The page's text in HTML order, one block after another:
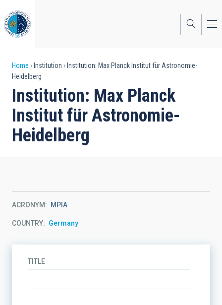
to
main
content
Breadcrumb
Home Institution
Institution: Max Planck Institut für Astronomie-
Heidelberg
Institution: Max Planck
Institut für Astronomie-
Heidelberg
ACRONYM MPIA
COUNTRY Germany
TITLE